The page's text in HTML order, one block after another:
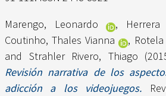
Marengo, Leonardo
,
Coutinho, Thales Vianna
,
and Strahler Rivero, Thiago
Revisión narrativa de los
adicción a los videojuegos.